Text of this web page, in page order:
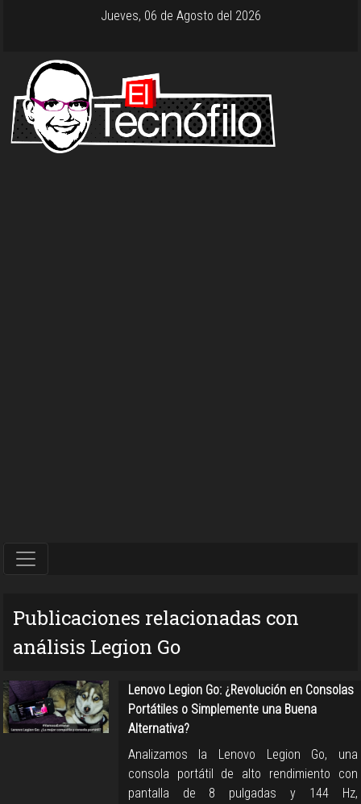
Jueves, 06 de Agosto del 2026
Publicaciones relacionadas con
análisis Legion Go
Lenovo Legion Go: ¿Revolución en Consolas
Portátiles o Simplemente una Buena
Alternativa?
Analizamos la Lenovo Legion Go, una
consola portátil de alto rendimiento con
pantalla de 8 pulgadas y 144 Hz,